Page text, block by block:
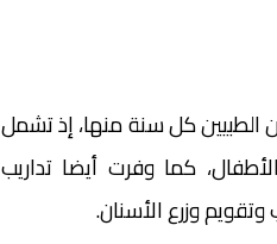
الطبيين كل سنة منها، إذ تشمل
كما وفرت أيضا تداريب
وزرع الأسنان.